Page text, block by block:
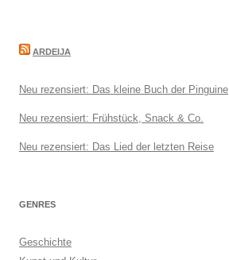
ARDEIJA
Neu rezensiert: Das kleine Buch der Pinguine
Neu rezensiert: Frühstück, Snack & Co.
Neu rezensiert: Das Lied der letzten Reise
GENRES
Geschichte